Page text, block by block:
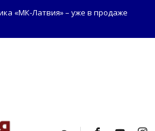
«МК-Латвия» – уже в продаже